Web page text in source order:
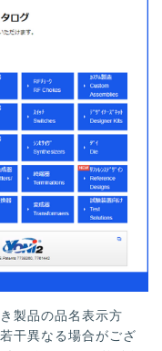
製品の品名表示方
干異なる場合がござ